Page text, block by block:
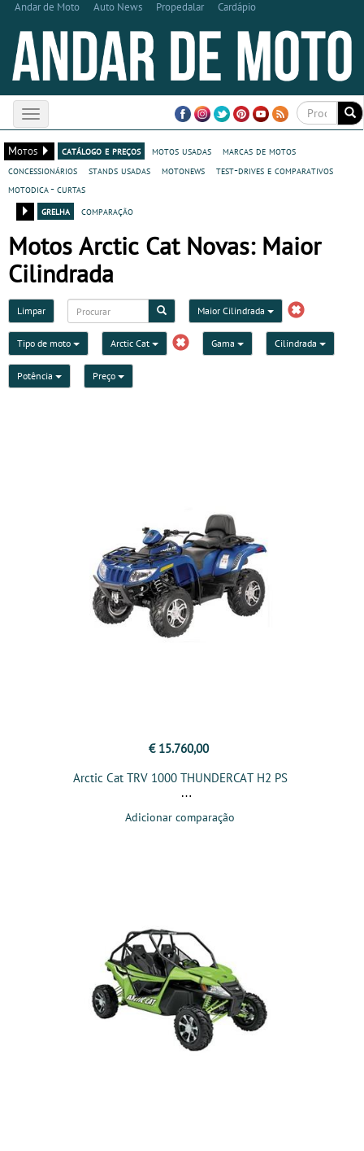
Andar de Moto Auto News Propedalar Cardápio
Toggle
navigation
Motos
catálogo e preços motos usadas
marcas de motos
concessionários
stands usadas motonews
test-drives e comparativos
motodica - curtas
grelha
comparação
Motos Arctic Cat Novas: Maior
Cilindrada
Limpar Maior Cilindrada
Tipo de moto Arctic Cat Gama Cilindrada
Potência Preço
€ 15.760,00
Arctic Cat TRV 1000 THUNDERCAT H2 PS
Adicionar comparação